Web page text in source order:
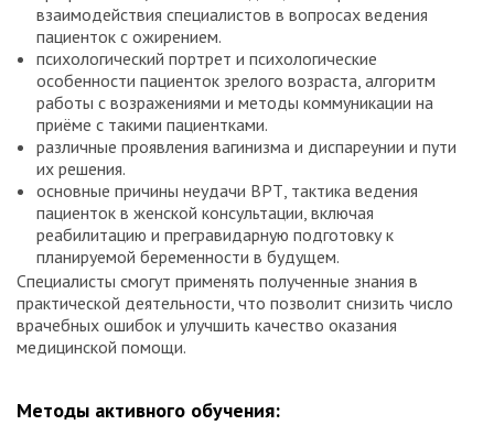
взаимодействия специалистов в вопросах ведения
пациенток с ожирением.
психологический портрет и психологические
особенности пациенток зрелого возраста, алгоритм
работы с возражениями и методы коммуникации на
приёме с такими пациентками.
различные проявления вагинизма и диспареунии и пути
их решения.
основные причины неудачи ВРТ, тактика ведения
пациенток в женской консультации, включая
реабилитацию и прегравидарную подготовку к
планируемой беременности в будущем.
Специалисты смогут применять полученные знания в
практической деятельности, что позволит снизить число
врачебных ошибок и улучшить качество оказания
медицинской помощи.
Методы активного обучения: